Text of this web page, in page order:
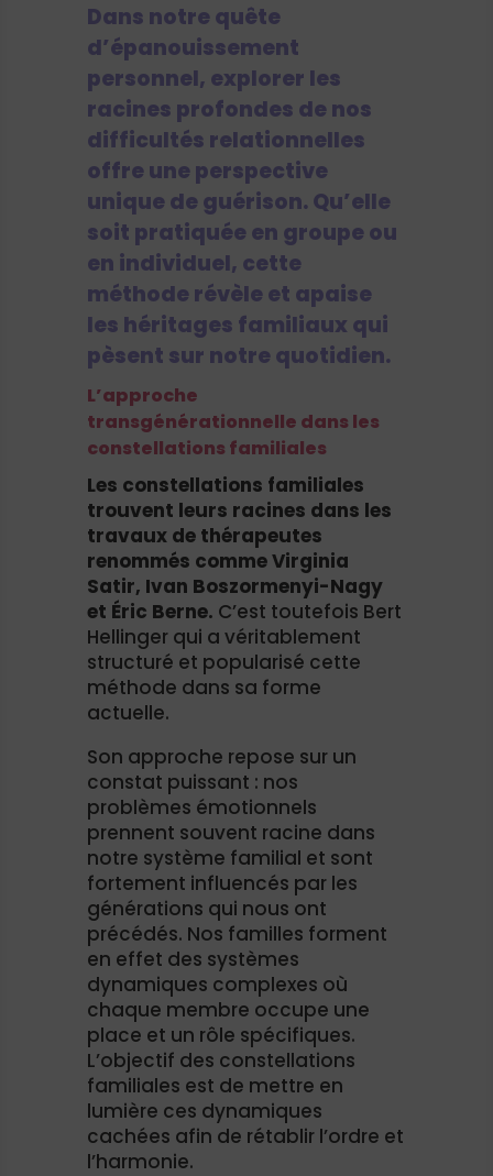
Dans notre quête
d’épanouissement
personnel, explorer les
racines profondes de nos
difficultés relationnelles
offre une perspective
unique de guérison. Qu’elle
soit pratiquée en groupe ou
en individuel, cette
méthode révèle et apaise
les héritages familiaux qui
pèsent sur notre quotidien.
L’approche
transgénérationnelle dans les
constellations familiales
Les constellations familiales
trouvent leurs racines dans les
travaux de thérapeutes
renommés comme Virginia
Satir, Ivan Boszormenyi-Nagy
et Éric Berne. C’est toutefois Bert
Hellinger qui a véritablement
structuré et popularisé cette
méthode dans sa forme
actuelle.
Son approche repose sur un
constat puissant : nos
problèmes émotionnels
prennent souvent racine dans
notre système familial et sont
fortement influencés par les
générations qui nous ont
précédés. Nos familles forment
en effet des systèmes
dynamiques complexes où
chaque membre occupe une
place et un rôle spécifiques.
L’objectif des constellations
familiales est de mettre en
lumière ces dynamiques
cachées afin de rétablir l’ordre et
l’harmonie.